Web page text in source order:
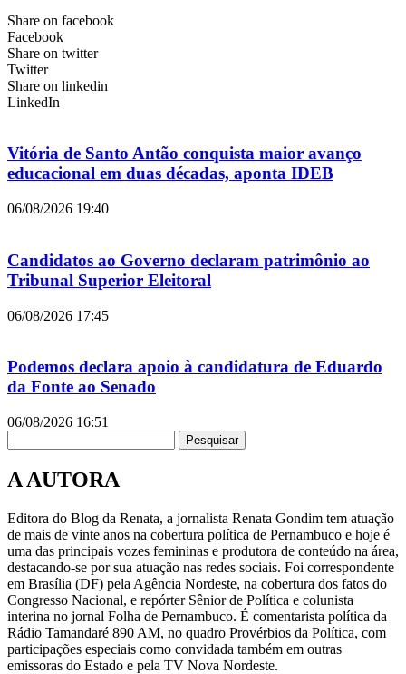
Share on facebook
Facebook
Share on twitter
Twitter
Share on linkedin
LinkedIn
Vitória de Santo Antão conquista maior avanço
educacional em duas décadas, aponta IDEB
06/08/2026 19:40
Candidatos ao Governo declaram patrimônio ao
Tribunal Superior Eleitoral
06/08/2026 17:45
Podemos declara apoio à candidatura de Eduardo
da Fonte ao Senado
06/08/2026 16:51
Pesquisar
A AUTORA
Editora do Blog da Renata, a jornalista Renata Gondim tem atuação
de mais de vinte anos na cobertura política de Pernambuco e hoje é
uma das principais vozes femininas e produtora de conteúdo na área,
destacando-se por sua atuação nas redes sociais. Foi correspondente
em Brasília (DF) pela Agência Nordeste, na cobertura dos fatos do
Congresso Nacional, e repórter Sênior de Política e colunista
interina no jornal Folha de Pernambuco. É comentarista política da
Rádio Tamandaré 890 AM, no quadro Provérbios da Política, com
participações especiais como convidada também em outras
emissoras do Estado e pela TV Nova Nordeste.